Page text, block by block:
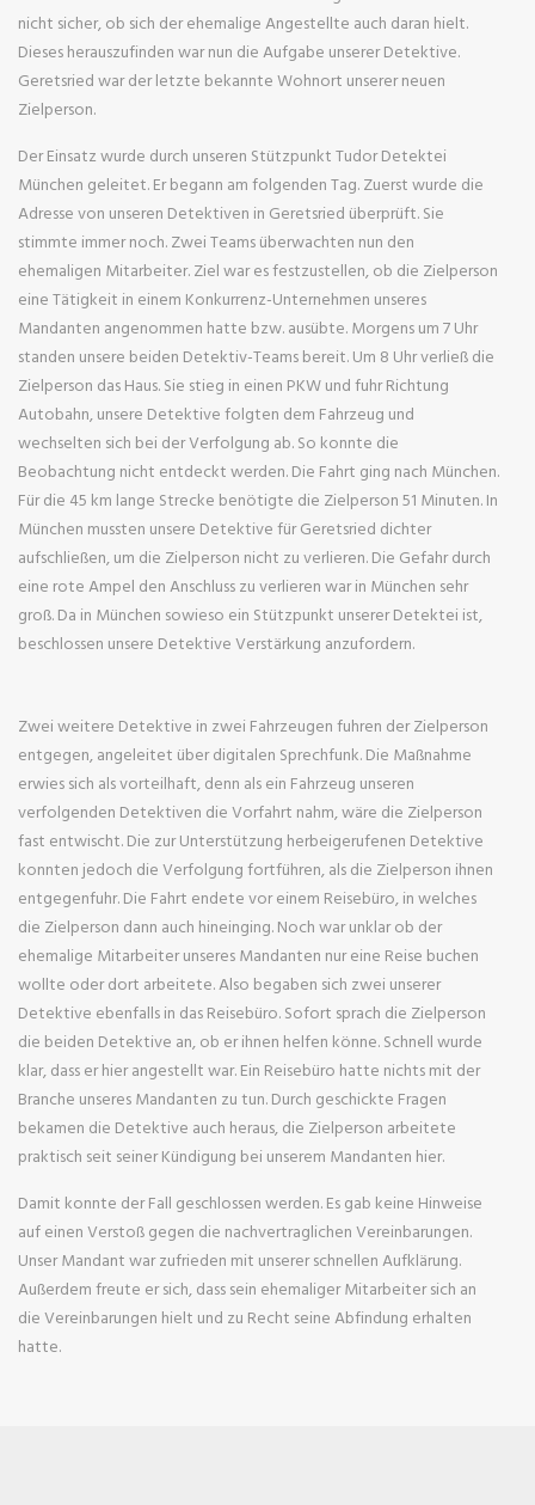
nicht sicher, ob sich der ehemalige Angestellte auch daran hielt.
Dieses herauszufinden war nun die Aufgabe unserer Detektive.
Geretsried war der letzte bekannte Wohnort unserer neuen
Zielperson.
Der Einsatz wurde durch unseren Stützpunkt Tudor Detektei
München geleitet. Er begann am folgenden Tag. Zuerst wurde die
Adresse von unseren Detektiven in Geretsried überprüft. Sie
stimmte immer noch. Zwei Teams überwachten nun den
ehemaligen Mitarbeiter. Ziel war es festzustellen, ob die Zielperson
eine Tätigkeit in einem Konkurrenz-Unternehmen unseres
Mandanten angenommen hatte bzw. ausübte. Morgens um 7 Uhr
standen unsere beiden Detektiv-Teams bereit. Um 8 Uhr verließ die
Zielperson das Haus. Sie stieg in einen PKW und fuhr Richtung
Autobahn, unsere Detektive folgten dem Fahrzeug und
wechselten sich bei der Verfolgung ab. So konnte die
Beobachtung nicht entdeckt werden. Die Fahrt ging nach München.
Für die 45 km lange Strecke benötigte die Zielperson 51 Minuten. In
München mussten unsere Detektive für Geretsried dichter
aufschließen, um die Zielperson nicht zu verlieren. Die Gefahr durch
eine rote Ampel den Anschluss zu verlieren war in München sehr
groß. Da in München sowieso ein Stützpunkt unserer Detektei ist,
beschlossen unsere Detektive Verstärkung anzufordern.
Zwei weitere Detektive in zwei Fahrzeugen fuhren der Zielperson
entgegen, angeleitet über digitalen Sprechfunk. Die Maßnahme
erwies sich als vorteilhaft, denn als ein Fahrzeug unseren
verfolgenden Detektiven die Vorfahrt nahm, wäre die Zielperson
fast entwischt. Die zur Unterstützung herbeigerufenen Detektive
konnten jedoch die Verfolgung fortführen, als die Zielperson ihnen
entgegenfuhr. Die Fahrt endete vor einem Reisebüro, in welches
die Zielperson dann auch hineinging. Noch war unklar ob der
ehemalige Mitarbeiter unseres Mandanten nur eine Reise buchen
wollte oder dort arbeitete. Also begaben sich zwei unserer
Detektive ebenfalls in das Reisebüro. Sofort sprach die Zielperson
die beiden Detektive an, ob er ihnen helfen könne. Schnell wurde
klar, dass er hier angestellt war. Ein Reisebüro hatte nichts mit der
Branche unseres Mandanten zu tun. Durch geschickte Fragen
bekamen die Detektive auch heraus, die Zielperson arbeitete
praktisch seit seiner Kündigung bei unserem Mandanten hier.
Damit konnte der Fall geschlossen werden. Es gab keine Hinweise
auf einen Verstoß gegen die nachvertraglichen Vereinbarungen.
Unser Mandant war zufrieden mit unserer schnellen Aufklärung.
Außerdem freute er sich, dass sein ehemaliger Mitarbeiter sich an
die Vereinbarungen hielt und zu Recht seine Abfindung erhalten
hatte.